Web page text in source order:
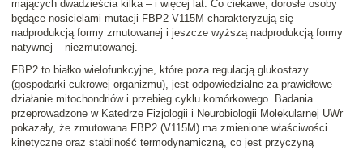
mających dwadzieścia kilka – i więcej lat. Co ciekawe, dorosłe osoby
będące nosicielami mutacji FBP2 V115M charakteryzują się
nadprodukcją formy zmutowanej i jeszcze wyższą nadprodukcją formy
natywnej – niezmutowanej.
FBP2 to białko wielofunkcyjne, które poza regulacją glukostazy
(gospodarki cukrowej organizmu), jest odpowiedzialne za prawidłowe
działanie mitochondriów i przebieg cyklu komórkowego. Badania
przeprowadzone w Katedrze Fizjologii i Neurobiologii Molekularnej UWr
pokazały, że zmutowana FBP2 (V115M) ma zmienione właściwości
kinetyczne oraz stabilność termodynamiczną, co jest przyczyną